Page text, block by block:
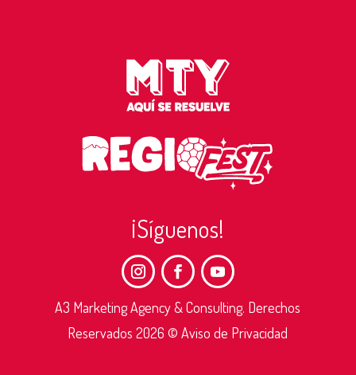
¡Síguenos!
A3 Marketing Agency & Consulting. Derechos
Reservados 2026 © Aviso de Privacidad